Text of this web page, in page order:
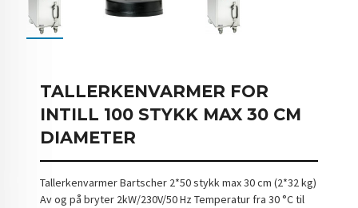
TALLERKENVARMER FOR
INTILL 100 STYKK MAX 30 CM
DIAMETER
Tallerkenvarmer Bartscher 2*50 stykk max 30 cm (2*32 kg)
Av og på bryter 2kW/230V/50 Hz Temperatur fra 30 °C til